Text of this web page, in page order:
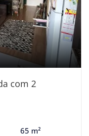
com 2
65 m²